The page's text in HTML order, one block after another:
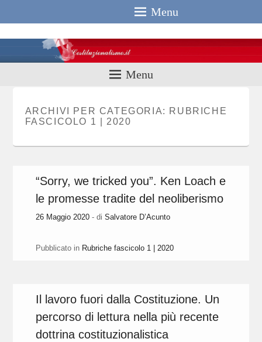
Menu
Menu
ARCHIVI PER CATEGORIA: RUBRICHE
FASCICOLO 1 | 2020
“Sorry, we tricked you”. Ken Loach e
le promesse tradite del neoliberismo
26 Maggio 2020 - di Salvatore D’Acunto
Pubblicato in Rubriche fascicolo 1 | 2020
Il lavoro fuori dalla Costituzione. Un
percorso di lettura nella più recente
dottrina costituzionalistica